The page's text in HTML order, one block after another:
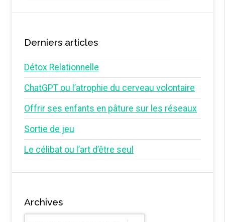
Derniers articles
Détox Relationnelle
ChatGPT ou l’atrophie du cerveau volontaire
Offrir ses enfants en pâture sur les réseaux
Sortie de jeu
Le célibat ou l’art d’être seul
Archives